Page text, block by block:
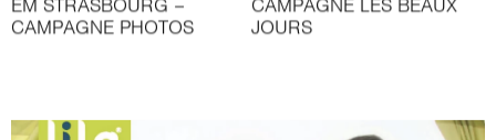
EM STRASBOURG –
CAMPAGNE PHOTOS
CAMPAGNE LES BEAUX
JOURS